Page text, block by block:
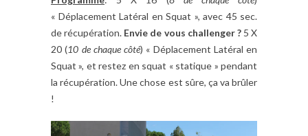
« Déplacement Latéral en Squat », avec 45 sec.
de récupération. Envie de vous challenger ?5 X
20 (10 de chaque côté) « Déplacement Latéral en
Squat », et restez en squat « statique » pendant
la récupération. Une chose est sûre, ça va brûler
!